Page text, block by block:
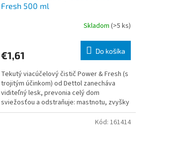
Fresh 500 ml
Skladom (>5 ks)
€1,61 Do košíka
Tekutý viacúčelový čistič Power & Fresh (s
trojitým účinkom) od Dettol zanecháva
viditeľný lesk, prevonia celý dom
sviežosťou a odstraňuje: mastnotu, zvyšky
jedla a stopy nečis
Kód: 161414